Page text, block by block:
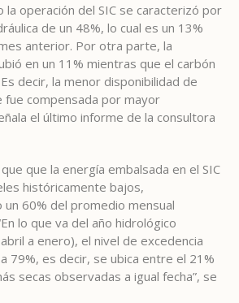
la operación del SIC se caracterizó por
de un 48%, lo cual es un 13%
anterior. Por otra parte, la
en un 11% mientras que el carbón
decir, la menor disponibilidad de
fue compensada por mayor
el último informe de la consultora
que la energía embalsada en el SIC
históricamente bajos,
60% del promedio mensual
lo que va del año hidrológico
a enero), el nivel de excedencia
79%, es decir, se ubica entre el 21%
secas observadas a igual fecha”, se